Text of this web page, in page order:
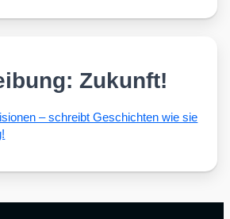
Zukunft!
– schreibt Geschich­ten wie sie